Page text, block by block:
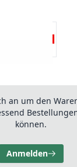
an um den
können.
Anmelden